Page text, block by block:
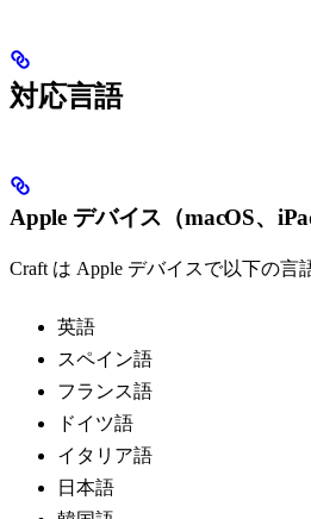
対応言語
Apple デバイス（macOS、
Craft は Apple デバイスで以下の言
英語
スペイン語
フランス語
ドイツ語
イタリア語
日本語